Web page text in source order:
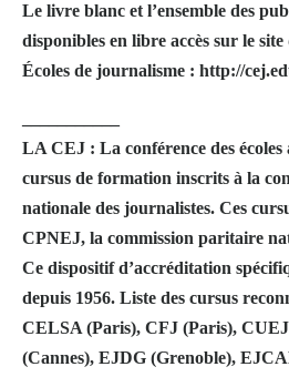
Le livre blanc et l’ensemble des
disponibles en libre accès sur le
Écoles de journalisme : http://
LA CEJ : La conférence des écoles
cursus de formation inscrits à la
nationale des journalistes. Ces
CPNEJ, la commission paritaire
Ce dispositif d’accréditation
depuis 1956. Liste des cursus
CELSA (Paris), CFJ (Paris),
(Cannes), EJDG (Grenoble),